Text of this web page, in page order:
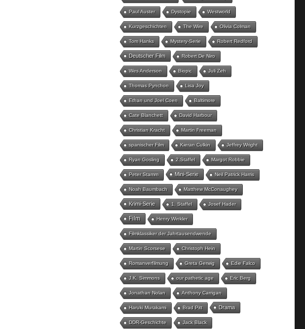
Paul Auster Dystopie Westworld
Kurzgeschichten The Wire Olivia Colman
Tom Hanks Mystery-Serie Robert Redford
Deutscher Film Robert De Niro
Wes Anderson Biopic Juli Zeh
Thomas Pynchon Lisa Joy
Ethan und Joel Coen Baltimore
Cate Blanchett David Harbour
Christian Kracht Martin Freeman
spanischer Film Kieran Culkin Jeffrey Wright
Ryan Gosling 2.Staffel Margot Robbie
Peter Stamm Mini-Serie Neil Patrick Harris
Noah Baumbach Matthew McConaughey
Krimi-Serie 1. Staffel Josef Hader
Film Henry Winkler
Filmklassiker der Jahrtausendwende
Martin Scorsese Christoph Hein
Romanverfilmung Greta Gerwig Edie Falco
J.K. Simmons our pathetic age Eric Berg
Jonathan Nolan Anthony Carrigan
Haruki Murakami Brad Pitt Drama
DDR-Geschichte Jack Black